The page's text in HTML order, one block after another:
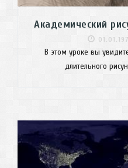
Академический
В этом уроке вы
длительного